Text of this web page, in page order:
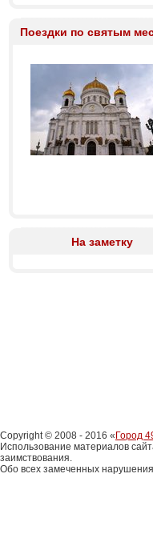
Поездки по святым
На заметку
Copyright © 2008 - 2016 « Город
Использование материалов
заимствования.
Обо всех замеченных